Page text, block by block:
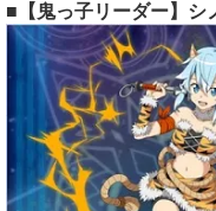
■【鬼っ子リーダー】シ